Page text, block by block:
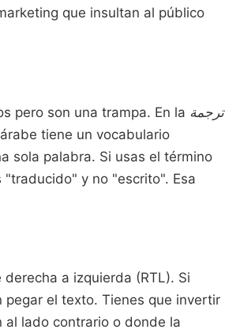
que insultan al público
pero son una trampa. En la ترجمة
tiene un vocabulario
sola palabra. Si usas el término
y no "escrito". Esa
a izquierda (RTL). Si
el texto. Tienes que invertir
lado contrario o donde la